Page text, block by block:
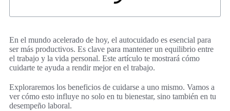
En el mundo acelerado de hoy, el autocuidado es esencial para
ser más productivos. Es clave para mantener un equilibrio entre
el trabajo y la vida personal. Este artículo te mostrará cómo
cuidarte te ayuda a rendir mejor en el trabajo.
Exploraremos los beneficios de cuidarse a uno mismo. Vamos a
ver cómo esto influye no solo en tu bienestar, sino también en tu
desempeño laboral.